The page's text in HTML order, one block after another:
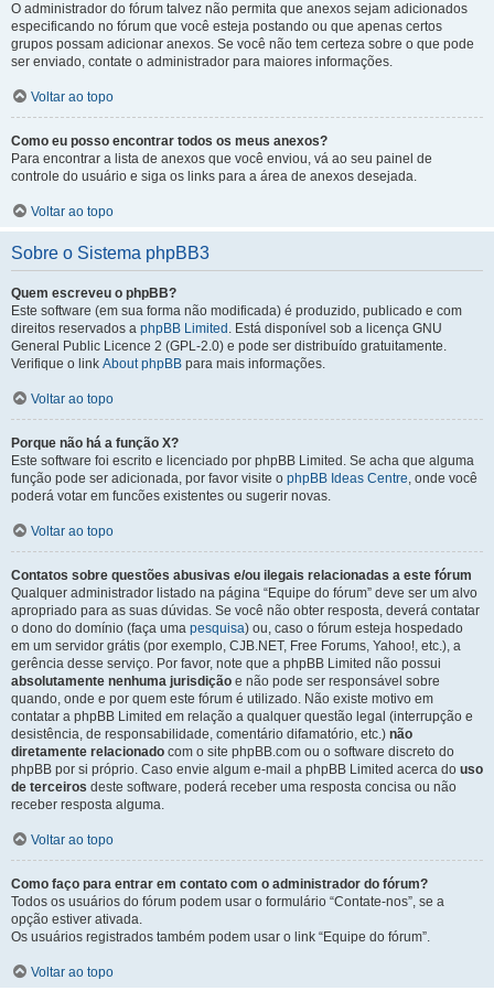
O administrador do fórum talvez não permita que anexos sejam adicionados
especificando no fórum que você esteja postando ou que apenas certos
grupos possam adicionar anexos. Se você não tem certeza sobre o que pode
ser enviado, contate o administrador para maiores informações.
Voltar ao topo
Como eu posso encontrar todos os meus anexos?
Para encontrar a lista de anexos que você enviou, vá ao seu painel de
controle do usuário e siga os links para a área de anexos desejada.
Voltar ao topo
Sobre o Sistema phpBB3
Quem escreveu o phpBB?
Este software (em sua forma não modificada) é produzido, publicado e com
direitos reservados a phpBB Limited . Está disponível sob a licença GNU
General Public Licence 2 (GPL-2.0) e pode ser distribuído gratuitamente.
Verifique o link About phpBB para mais informações.
Voltar ao topo
Porque não há a função X?
Este software foi escrito e licenciado por phpBB Limited. Se acha que alguma
função pode ser adicionada, por favor visite o phpBB Ideas Centre, onde você
poderá votar em funcões existentes ou sugerir novas.
Voltar ao topo
Contatos sobre questões abusivas e/ou ilegais relacionadas a este fórum
Qualquer administrador listado na página “Equipe do fórum” deve ser um alvo
apropriado para as suas dúvidas. Se você não obter resposta, deverá contatar
o dono do domínio (faça uma pesquisa) ou, caso o fórum esteja hospedado
em um servidor grátis (por exemplo, CJB.NET, Free Forums, Yahoo!, etc.), a
gerência desse serviço. Por favor, note que a phpBB Limited não possui
absolutamente nenhuma jurisdição e não pode ser responsável sobre
quando, onde e por quem este fórum é utilizado. Não existe motivo em
contatar a phpBB Limited em relação a qualquer questão legal (interrupção e
desistência, de responsabilidade, comentário difamatório, etc.) não
diretamente relacionado com o site phpBB.com ou o software discreto do
phpBB por si próprio. Caso envie algum e-mail a phpBB Limited acerca do uso
de terceiros deste software, poderá receber uma resposta concisa ou não
receber resposta alguma.
Voltar ao topo
Como faço para entrar em contato com o administrador do fórum?
Todos os usuários do fórum podem usar o formulário “Contate-nos”, se a
opção estiver ativada.
Os usuários registrados também podem usar o link “Equipe do fórum”.
Voltar ao topo